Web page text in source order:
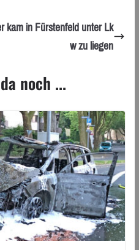
kam in Fürstenfeld unter Lk
w zu liegen
noch ...